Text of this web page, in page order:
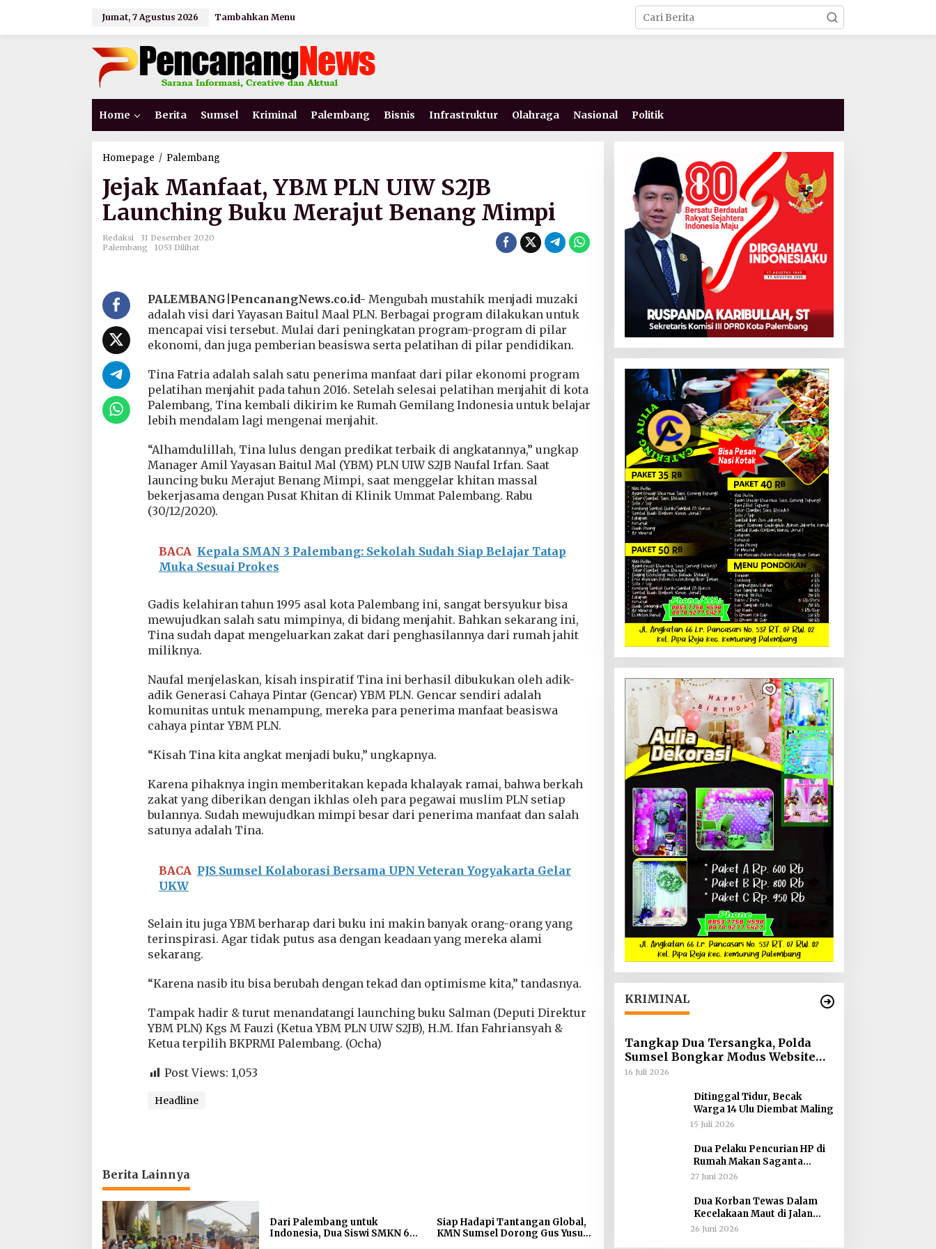
Jumat, 7 Agustus 2026 Tambahkan Menu
Home Berita Sumsel Kriminal Palembang Bisnis Infrastruktur Olahraga Nasional Politik
Homepage / Palembang
j
a
k
M
t
Y
B
M
L
U
I
W
2
J
B
L
a
h
i
n
u
k
u
r
a
j
u
t
e
n
n
g
M
i
m
Jejak Manfaat, YBM PLN UIW S2JB
Launching Buku Merajut Benang Mimpi
Redaksi
31 Desember 2020
Palembang
1053 Dilihat
PALEMBANG|PencanangNews.co.id- Mengubah mustahik menjadi muzaki
adalah visi dari Yayasan Baitul Maal PLN. Berbagai program dilakukan untuk
mencapai visi tersebut. Mulai dari peningkatan program-program di pilar
ekonomi, dan juga pemberian beasiswa serta pelatihan di pilar pendidikan.
Tina Fatria adalah salah satu penerima manfaat dari pilar ekonomi program
pelatihan menjahit pada tahun 2016. Setelah selesai pelatihan menjahit di kota
Palembang, Tina kembali dikirim ke Rumah Gemilang Indonesia untuk belajar
lebih mendalam lagi mengenai menjahit.
“Alhamdulillah, Tina lulus dengan predikat terbaik di angkatannya,” ungkap
Manager Amil Yayasan Baitul Mal (YBM) PLN UIW S2JB Naufal Irfan. Saat
launcing buku Merajut Benang Mimpi, saat menggelar khitan massal
bekerjasama dengan Pusat Khitan di Klinik Ummat Palembang. Rabu
(30/12/2020).
BACA Kepala SMAN 3 Palembang: Sekolah Sudah Siap Belajar Tatap
Muka Sesuai Prokes
Gadis kelahiran tahun 1995 asal kota Palembang ini, sangat bersyukur bisa
mewujudkan salah satu mimpinya, di bidang menjahit. Bahkan sekarang ini,
Tina sudah dapat mengeluarkan zakat dari penghasilannya dari rumah jahit
miliknya.
Naufal menjelaskan, kisah inspiratif Tina ini berhasil dibukukan oleh adik-
adik Generasi Cahaya Pintar (Gencar) YBM PLN. Gencar sendiri adalah
komunitas untuk menampung, mereka para penerima manfaat beasiswa
cahaya pintar YBM PLN.
“Kisah Tina kita angkat menjadi buku,” ungkapnya.
Karena pihaknya ingin memberitakan kepada khalayak ramai, bahwa berkah
zakat yang diberikan dengan ikhlas oleh para pegawai muslim PLN setiap
bulannya. Sudah mewujudkan mimpi besar dari penerima manfaat dan salah
satunya adalah Tina.
BACA PJS Sumsel Kolaborasi Bersama UPN Veteran Yogyakarta Gelar
UKW
Selain itu juga YBM berharap dari buku ini makin banyak orang-orang yang
terinspirasi. Agar tidak putus asa dengan keadaan yang mereka alami
sekarang.
“Karena nasib itu bisa berubah dengan tekad dan optimisme kita,” tandasnya.
Tampak hadir & turut menandatangi launching buku Salman (Deputi Direktur
YBM PLN) Kgs M Fauzi (Ketua YBM PLN UIW S2JB), H.M. Ifan Fahriansyah &
Ketua terpilih BKPRMI Palembang. (Ocha)
Post Views: 1,053
Headline
Berita Lainnya
Dari Palembang untuk
Indonesia, Dua Siswi SMKN 6
Siap Hadapi Tantangan Global,
KMN Sumsel Dorong Gus Yusuf
KRIMINAL
Tangkap Dua Tersangka, Polda
Sumsel Bongkar Modus Website
Palsu Bhayangkara Run
16 Juli 2026
Ditinggal Tidur, Becak
Warga 14 Ulu Diembat Maling
15 Juli 2026
Dua Pelaku Pencurian HP di
Rumah Makan Saganta
Berhasil Dibekuk Anggota
27 Juni 2026
Dua Korban Tewas Dalam
Kecelakaan Maut di Jalan
Sriwijaya Raya Kertapati
26 Juni 2026
Dugaan Gratifikasi Alsintan